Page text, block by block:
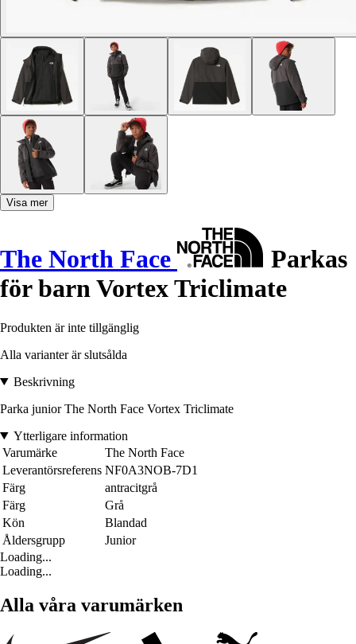
Visa mer
The North Face
Parkas
för barn Vortex Triclimate
Produkten är inte tillgänglig
Alla varianter är slutsålda
Beskrivning
Parka junior The North Face Vortex Triclimate
Ytterligare information
Varumärke
The North Face
Leverantörsreferens NF0A3NOB-7D1
Färg
antracitgrå
Färg
Grå
Kön
Blandad
Åldersgrupp
Junior
Loading...
Loading...
Alla våra varumärken